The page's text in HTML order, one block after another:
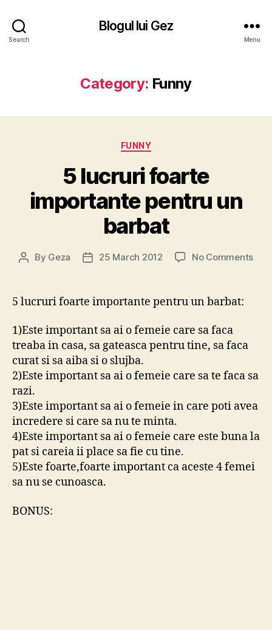
Search
Blogul lui Gez
Menu
Category: Funny
Categories
FUNNY
5 lucruri foarte
importante pentru un
barbat
Post
By Geza
Post25 March 2012 No Commentson
5 lucruri foarte importante pentru un barbat:
1)Este important sa ai o femeie care sa faca
treaba in casa, sa gateasca pentru tine, sa faca
curat si sa aiba si o slujba.
2)Este important sa ai o femeie care sa te faca sa
razi.
3)Este important sa ai o femeie in care poti avea
incredere si care sa nu te minta.
4)Este important sa ai o femeie care este buna la
pat si careia ii place sa fie cu tine.
5)Este foarte,foarte important ca aceste 4 femei
sa nu se cunoasca.
BONUS: